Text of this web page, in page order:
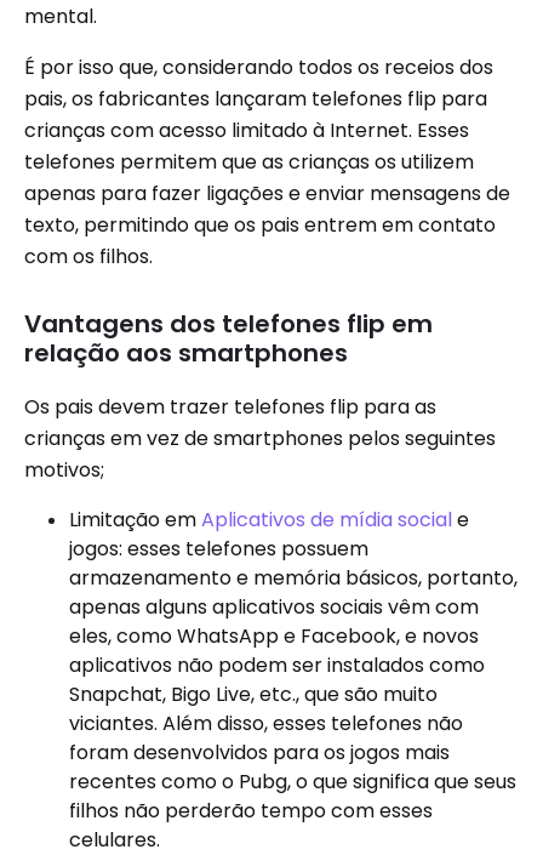
mental.
É por isso que, considerando todos os receios dos
pais, os fabricantes lançaram telefones flip para
crianças com acesso limitado à Internet. Esses
telefones permitem que as crianças os utilizem
apenas para fazer ligações e enviar mensagens de
texto, permitindo que os pais entrem em contato
com os filhos.
Vantagens dos telefones flip em
relação aos smartphones
Os pais devem trazer telefones flip para as
crianças em vez de smartphones pelos seguintes
motivos;
Limitação emAplicativos de mídia sociale
jogos: esses telefones possuem
armazenamento e memória básicos, portanto,
apenas alguns aplicativos sociais vêm com
eles, como WhatsApp e Facebook, e novos
aplicativos não podem ser instalados como
Snapchat, Bigo Live, etc., que são muito
viciantes. Além disso, esses telefones não
foram desenvolvidos para os jogos mais
recentes como o Pubg, o que significa que seus
filhos não perderão tempo com esses
celulares.